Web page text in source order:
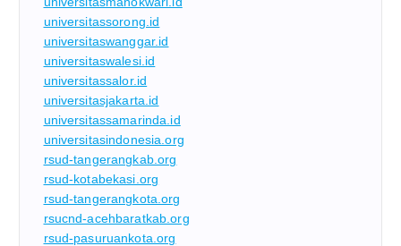
universitassorong.id
universitaswanggar.id
universitaswalesi.id
universitassalor.id
universitasjakarta.id
universitassamarinda.id
universitasindonesia.org
rsud-tangerangkab.org
rsud-kotabekasi.org
rsud-tangerangkota.org
rsucnd-acehbaratkab.org
rsud-pasuruankota.org